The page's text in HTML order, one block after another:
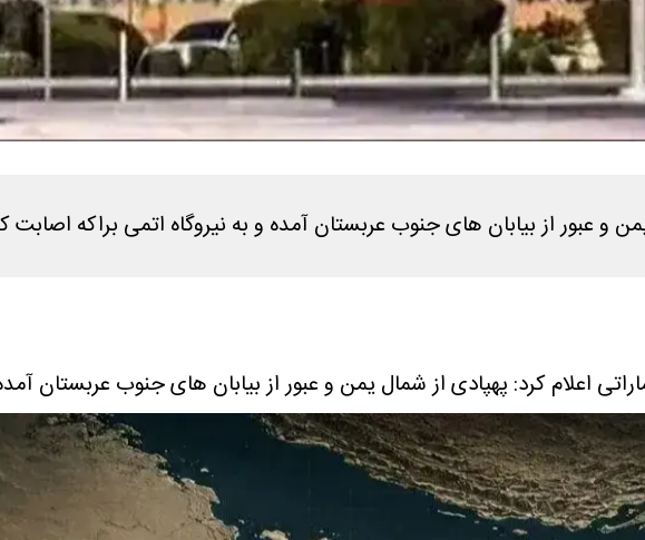
و عبور از بیابان های جنوب عربستان آمده و به نیروگاه اتمی براکه
اعلام کرد: پهپادی از شمال یمن و عبور از بیابان های جنوب عربستان